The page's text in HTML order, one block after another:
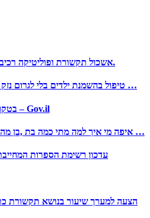
אשכול תקשורת ופוליטיקה רכיבי ההגדרה המרכזיים מושג זמנית.
טיפול בהשמנת ילדים בלי לגרום נזק בעולם ונחשבת למגיפה השמנת …
בטקוואנדו ם תכנית להכשרת מאמני – Gov.il
Translate in English. What איפה מי איך למה מתי כמה בת ,בן מה …
עדכון רשימת הספרות
הצעה למערך שיעור בנושא תקשורת